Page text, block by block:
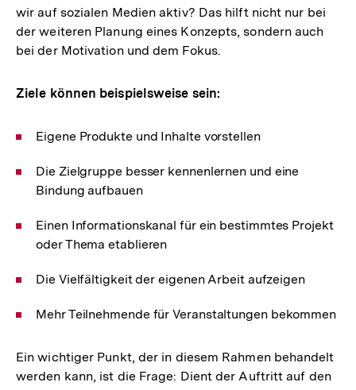
wir auf sozialen Medien aktiv? Das hilft nicht nur bei
der weiteren Planung eines Konzepts, sondern auch
bei der Motivation und dem Fokus.
Ziele können beispielsweise sein:
Eigene Produkte und Inhalte vorstellen
Die Zielgruppe besser kennenlernen und eine
Bindung aufbauen
Einen Informationskanal für ein bestimmtes Projekt
oder Thema etablieren
Die Vielfältigkeit der eigenen Arbeit aufzeigen
Mehr Teilnehmende für Veranstaltungen bekommen
Ein wichtiger Punkt, der in diesem Rahmen behandelt
werden kann, ist die Frage: Dient der Auftritt auf den